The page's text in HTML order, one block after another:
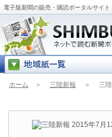
電子版新聞の販売・購読ポータルサイ
ホーム ＞ 三陸新報 ＞ 三